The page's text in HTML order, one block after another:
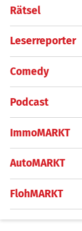
Rätsel
Leserreporter
Comedy
Podcast
ImmoMARKT
AutoMARKT
FlohMARKT